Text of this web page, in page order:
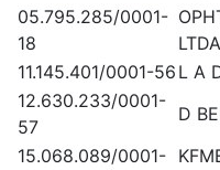
05.795.285/0001-
18
11.145.401/0001-56 L A
12.630.233/0001-
57
D
15.068.089/0001-